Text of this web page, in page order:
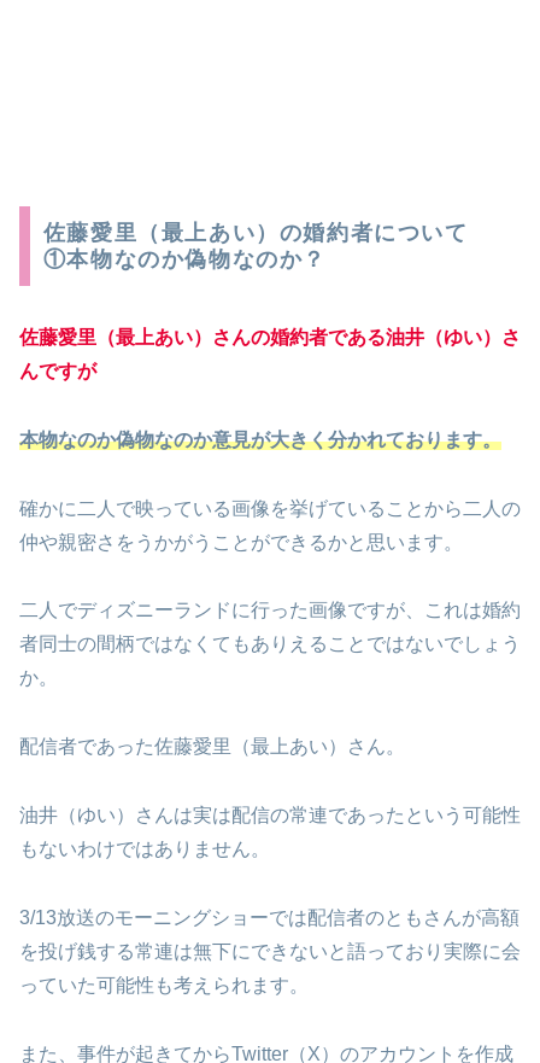
佐藤愛里（最上あい）の婚約者について
①本物なのか偽物なのか？
佐藤愛里（最上あい）さんの婚約者である油井（ゆい）さ
んですが
本物なのか偽物なのか意見が大きく分かれております。
確かに二人で映っている画像を挙げていることから二人の
仲や親密さをうかがうことができるかと思います。
二人でディズニーランドに行った画像ですが、これは婚約
者同士の間柄ではなくてもありえることではないでしょう
か。
配信者であった佐藤愛里（最上あい）さん。
油井（ゆい）さんは実は配信の常連であったという可能性
もないわけではありません。
3/13放送のモーニングショーでは配信者のともさんが高額
を投げ銭する常連は無下にできないと語っており実際に会
っていた可能性も考えられます。
また、事件が起きてからTwitter（X）のアカウントを作成